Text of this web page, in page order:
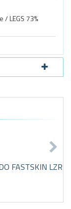
/ LEGS 73%
FASTSKIN LZR